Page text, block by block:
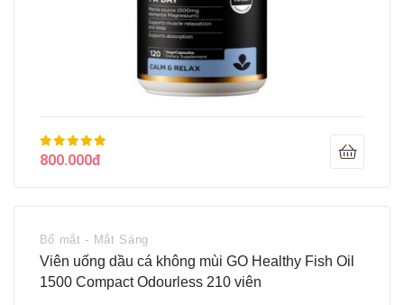
800.000đ
Bổ mắt - Mắt Sáng
Viên uống dầu cá không mùi GO Healthy Fish Oil
1500 Compact Odourless 210 viên